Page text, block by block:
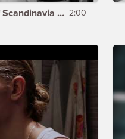
Johan Glans - World Tour of Scandinavia - MATAFFÄREN & KORTET 2:00